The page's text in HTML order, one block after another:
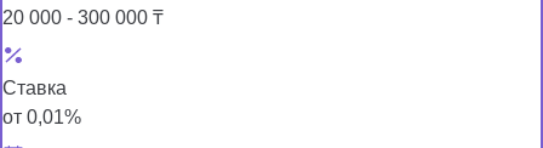
20 000 - 300 000 ₸
Ставка
от 0,01%